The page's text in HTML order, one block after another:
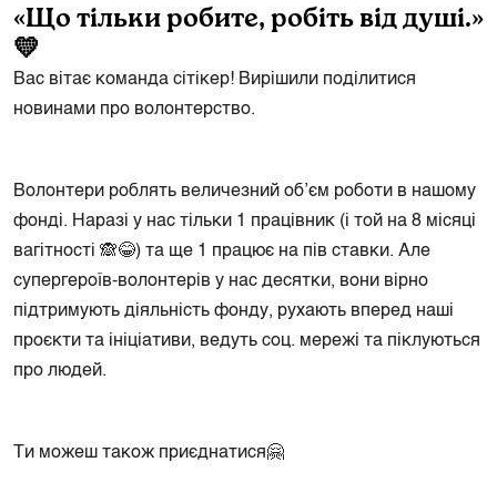
«Що тільки робите, робіть від душі.»
💛
Вас вітає команда сітікер! Вирішили поділитися
новинами про волонтерство.
Волонтери роблять величезний обʼєм роботи в нашому
фонді. Наразі у нас тільки 1 працівник (і той на 8 місяці
вагітності 🙈😂) та ще 1 працює на пів ставки. Але
супергероїв-волонтерів у нас десятки, вони вірно
підтримують діяльність фонду, рухають вперед наші
проєкти та ініціативи, ведуть соц. мережі та піклуються
про людей.
Ти можеш також приєднатися🤗